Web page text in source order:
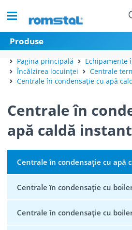
Produse
Pagina principală
Echipamente
Încălzirea locuinței
Centrale
Centrale în condensație cu apă
Centrale în
apă caldă instant
Centrale în condensație cu apă
Centrale în condensație cu
Centrale în condensație cu